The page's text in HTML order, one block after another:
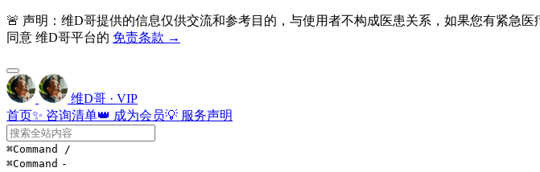
🚨 声明：维D哥提供的信息仅供交流和参考目的，与使用者不构成医患关系，如果您有紧急
同意 维D哥平台的 免责条款 →
维D哥 · VIP
首页✨ 咨询清单👑 成为会员💡 服务声明
⌘Command /
⌘Command -